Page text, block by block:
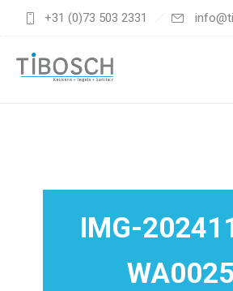
+31 (0)73 503 2331
IMG-
WA0025